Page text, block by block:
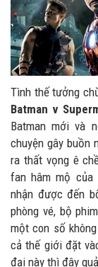
Tình thế tưởng
Batman v
Batman mới và
chuyện gây buồn
ra thất vọng ê
fan hâm mộ của
nhận được đến
phòng vé, bộ
một con số
cả thế giới đặt
đại này thì đây